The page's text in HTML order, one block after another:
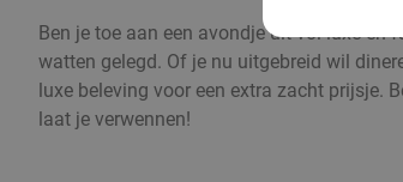
Ben je toe aan een avondje uit vol luxe en
watten gelegd. Of je nu uitgebreid wil
luxe beleving voor een extra zacht prijsje.
laat je verwennen!